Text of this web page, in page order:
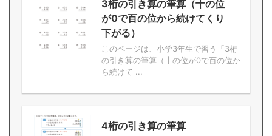
3桁の引き算の筆算（十の位
が0で百の位から続けてくり
下がる）
このページは、小学3年生で習う「3桁
の引き算の筆算（十の位が0で百の位か
ら続けて ...
4桁の引き算の筆算